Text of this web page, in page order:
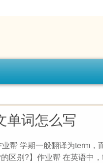
单词怎么写
帮 学期一般翻译为term，
的区别?】作业帮 在英语中